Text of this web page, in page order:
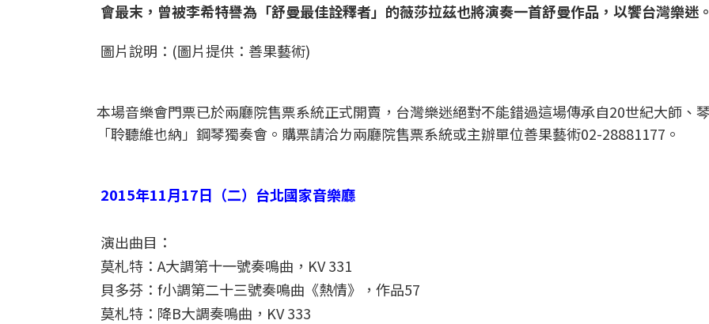
會最末，曾被李希特譽為「舒曼最佳詮釋者」的薇莎拉茲也將演奏一首舒曼作品，以饗台灣樂迷
圖片說明：(圖片提供：善果藝術)
本場音樂會門票已於兩廳院售票系統正式開賣，台灣樂迷絕對不能錯過這場傳承自20世紀大師、
「聆聽維也納」鋼琴獨奏會。購票請洽ㄌ兩廳院售票系統或主辦單位善果藝術02-28881177。
2015年11月17日（二）台北國家音樂廳
演出曲目：
莫札特：A大調第十一號奏鳴曲，KV 331
貝多芬：f小調第二十三號奏鳴曲《熱情》，作品57
莫札特：降B大調奏鳴曲，KV 333